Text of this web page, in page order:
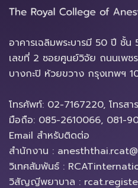
อาคารเฉลิมพระบารมี​ 50 ปี ชั้น
เลขที่ 2 ซอยศูนย์วิจัย ถนนเพช
บางกะปิ ห้วยขวาง ​กรุงเทพฯ
โทรศัพท์: 02-7167220, โทรสา
มือถือ: 085-2610066, 081-
Email สำหรับติดต่อ
สำนักงาน :
วิเทศสัมพันธ์ :
วิสัญญีพยาบาล :